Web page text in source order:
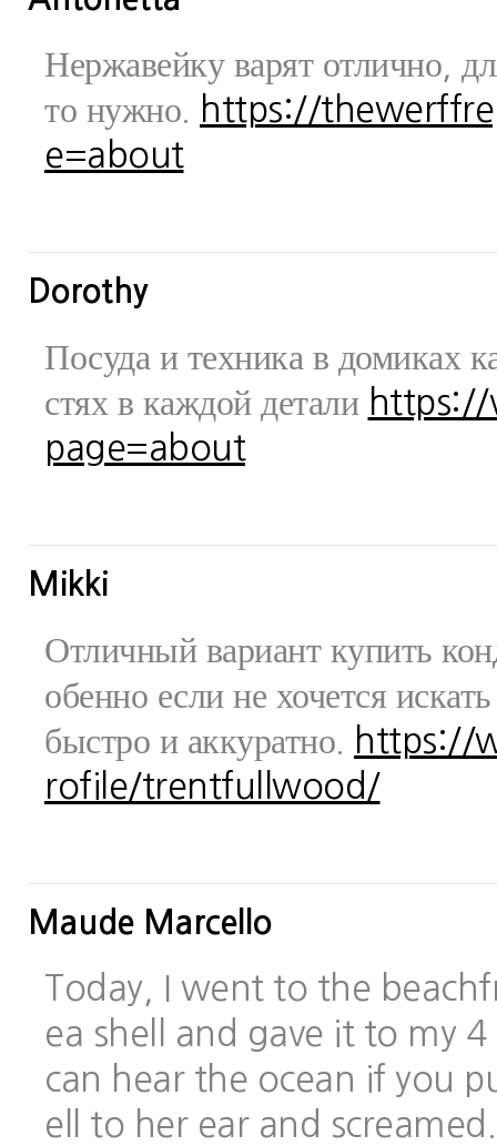
Нержавейку варят отлично,
то нужно.
https://
e=about
Dorothy
Посуда и техника в домиках
стях в каждой детали https://
page=about
Mikki
Отличный вариант купить
обенно если не хочется
быстро и аккуратно.
https://
rofile/trentfullwood/
Maude Marcello
Today, I went to the
ea shell and gave it to my
can hear the ocean if you
ell to her ear and